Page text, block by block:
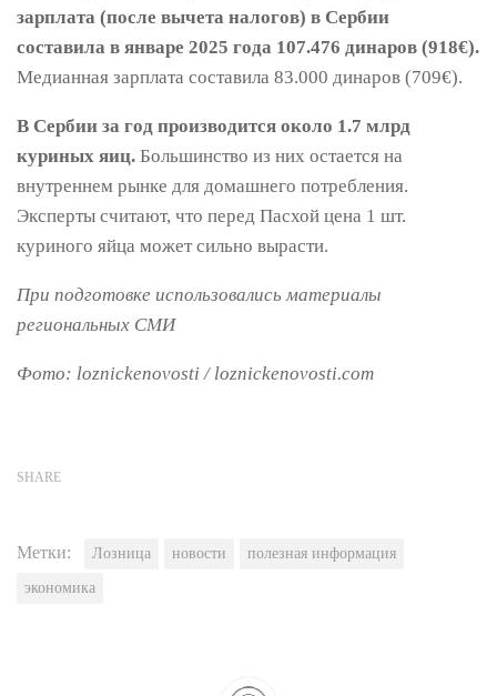
зарплата (после вычета налогов) в Сербии
составила в январе 2025 года 107.476 динаров (918€).
Медианная зарплата составила 83.000 динаров (709€).
В Сербии за год производится около 1.7 млрд
куриных яиц. Большинство из них остается на
внутреннем рынке для домашнего потребления.
Эксперты считают, что перед Пасхой цена 1 шт.
куриного яйца может сильно вырасти.
При подготовке использовались материалы
региональных СМИ
Фото: loznickenovosti / loznickenovosti.com
SHARE
Метки: Лозница новости полезная информация
экономика